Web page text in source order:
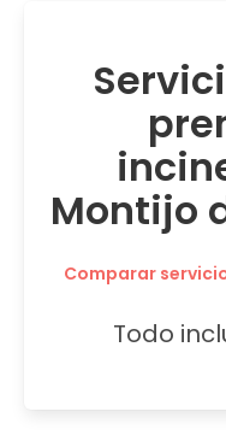
Montijo
Comparar
Todo